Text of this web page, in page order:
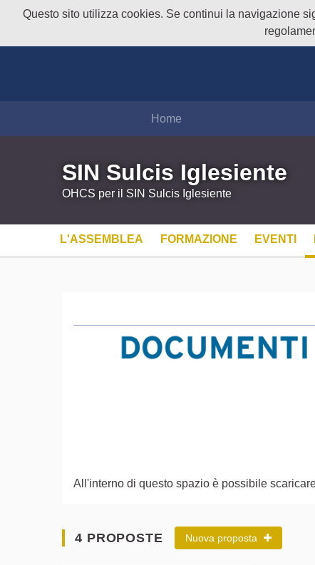
Questo sito utilizza cookies. Se continui la navigazione
Home
SIN Sulcis Iglesiente
OHCS per il SIN Sulcis Iglesiente
L'ASSEMBLEA FORMAZIONE EVENTI
All'interno di questo spazio è possibile
4 PROPOSTE Nuova proposta